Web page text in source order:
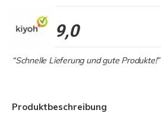
9,0
“Schnelle Lieferung und gute Produkte!”
Produktbeschreibung